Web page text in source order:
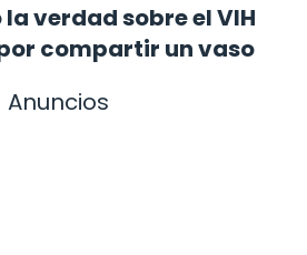
verdad sobre el VIH
compartir un vaso
Anuncios